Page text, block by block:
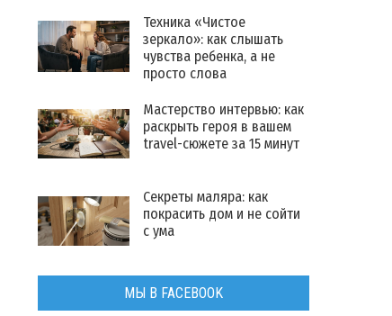
Техника «Чистое
зеркало»: как слышать
чувства ребенка, а не
просто слова
Мастерство интервью: как
раскрыть героя в вашем
travel-сюжете за 15 минут
Секреты маляра: как
покрасить дом и не сойти
с ума
МЫ В FACEBOOK